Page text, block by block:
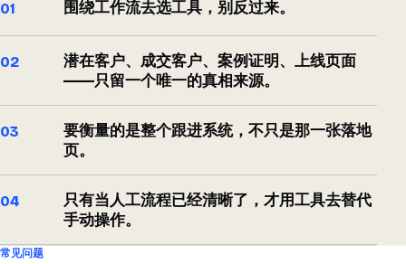
01 围绕工作流去选工具，别反过来。
02
潜在客户、成交客户、案例证明、上线页面
——只留一个唯一的真相来源。
03
要衡量的是整个跟进系统，不只是那一张落地
页。
04
只有当人工流程已经清晰了，才用工具去替代
手动操作。
常见问题